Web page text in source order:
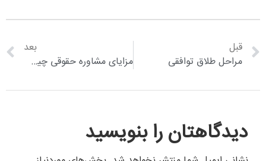
قبل
مراحل طلاق توافقی
بعد
مزایای مشاوره حقوقی چیست؟
دیدگاهتان را بنویسید